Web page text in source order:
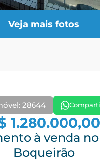
Veja mais fotos
28644
1.280.000,00
à venda
Boqueirão